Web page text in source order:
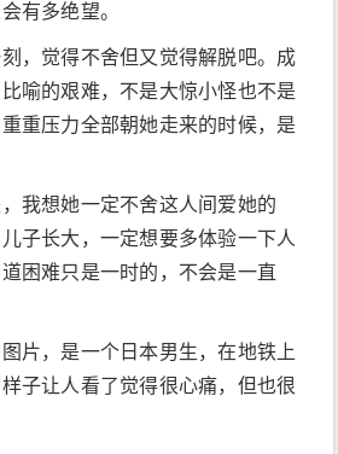
有多绝望。
，觉得不舍但又觉得解脱吧。成
喻的艰难，不是大惊小怪也不是
重压力全部朝她走来的时候，是
我想她一定不舍这人间爱她的
子长大，一定想要多体验一下人
困难只是一时的，不会是一直
片，是一个日本男生，在地铁上
子让人看了觉得很心痛，但也很